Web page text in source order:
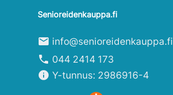
Senioreidenkauppa.fi
mail info@senioreidenkauppa.fi
phone 044 2414 173
info Y-tunnus: 2986916-4